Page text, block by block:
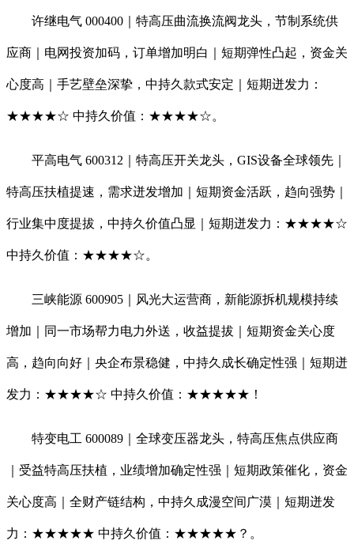
许继电气 000400｜特高压曲流换流阀龙头，节制系统供
应商｜电网投资加码，订单增加明白｜短期弹性凸起，资金关
心度高｜手艺壁垒深挚，中持久款式安定｜短期迸发力：
★★★★☆ 中持久价值：★★★★☆。
平高电气 600312｜特高压开关龙头，GIS设备全球领先｜
特高压扶植提速，需求迸发增加｜短期资金活跃，趋向强势｜
行业集中度提拔，中持久价值凸显｜短期迸发力：★★★★☆
中持久价值：★★★★☆。
三峡能源 600905｜风光大运营商，新能源拆机规模持续
增加｜同一市场帮力电力外送，收益提拔｜短期资金关心度
高，趋向向好｜央企布景稳健，中持久成长确定性强｜短期迸
发力：★★★★☆ 中持久价值：★★★★★！
特变电工 600089｜全球变压器龙头，特高压焦点供应商
｜受益特高压扶植，业绩增加确定性强｜短期政策催化，资金
关心度高｜全财产链结构，中持久成漫空间广漠｜短期迸发
力：★★★★★ 中持久价值：★★★★★？。